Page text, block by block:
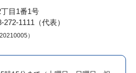
目1番1号
1111（代表）
）